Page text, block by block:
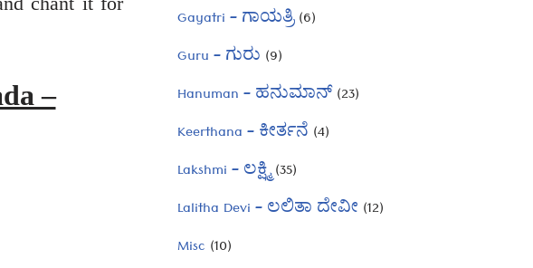
–
Gayatri – ಗಾಯತ್ರಿ(6)
Guru – ಗುರು (9)
Hanuman – ಹನುಮಾನ್(23)
Keerthana – ಕೀರ್ತನೆ (4)
Lakshmi – ಲಕ್ಷ್ಮಿ(35)
Lalitha Devi – ಲಲಿತಾ ದೇವೀ (12)
Misc (10)